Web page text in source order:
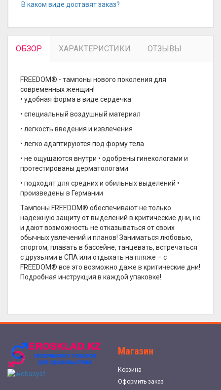
В каком виде доставят заказ?
ОБЗОР ХАРАКТЕРИСТИКИ ОТЗЫВЫ
FREEDOM® - тампоны нового поколения для
современных женщин!
• удобная форма в виде сердечка
• специальный воздушный материал
• легкость введения и извлечения
• легко адаптируются под форму тела
• не ощущаются внутри • одобрены гинекологами и
протестированы дерматологами
• подходят для средних и обильных выделений •
произведены в Германии
Тампоны FREEDOM® обеспечивают не только
надежную защиту от выделений в критические дни, но
и дают возможность не отказываться от своих
обычных увлечений и планов! Заниматься любовью,
спортом, плавать в бассейне, танцевать, встречаться
с друзьями в СПА или отдыхать на пляже – с
FREEDOM® все это возможно даже в критические дни!
Подробная инструкция в каждой упаковке!
Магазин
Корзина
Оформить заказ